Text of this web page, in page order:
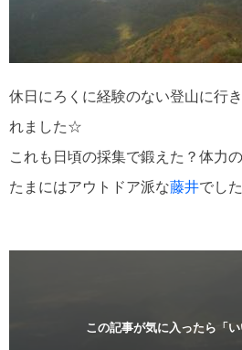
休日にろくに経験のない登山に行
れました☆
これも日頃の採集で鍛えた？体力
たまにはアウトドア派な藤井でし
この記事が気に入ったら「